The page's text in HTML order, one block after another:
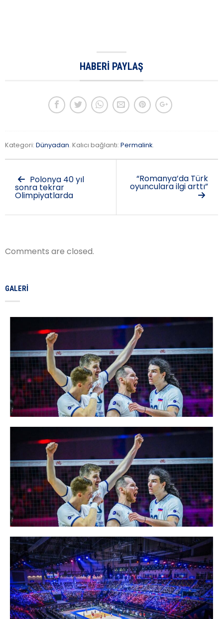
HABERI PAYLAŞ
Kategori: Dünyadan. Kalıcı bağlantı: Permalink.
Polonya 40 yıl
sonra tekrar
Olimpiyatlarda
“Romanya’da Türk
oyunculara ilgi arttı”
Comments are closed.
GALERI